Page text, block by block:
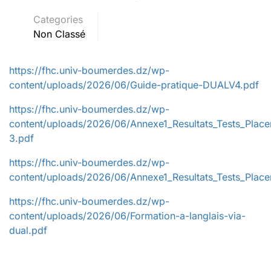
Categories
Non Classé
https://fhc.univ-boumerdes.dz/wp-
content/uploads/2026/06/Guide-pratique-DUALV4.pdf
https://fhc.univ-boumerdes.dz/wp-
content/uploads/2026/06/
3.pdf
https://fhc.univ-boumerdes.dz/wp-
content/uploads/2026/06/
https://fhc.univ-boumerdes.dz/wp-
content/uploads/2026/06/Formation-a-langlais-via-
dual.pdf